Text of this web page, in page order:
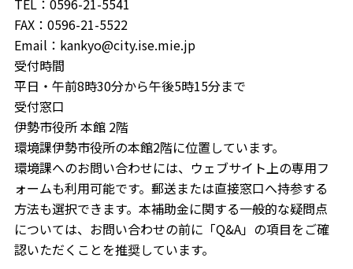
TEL：0596-21-5541
FAX：0596-21-5522
Email：kankyo@city.ise.mie.jp
受付時間
平日・午前8時30分から午後5時15分まで
受付窓口
伊勢市役所 本館 2階
環境課伊勢市役所の本館2階に位置しています。
環境課へのお問い合わせには、ウェブサイト上の専用フ
ォームも利用可能です。郵送または直接窓口へ持参する
方法も選択できます。本補助金に関する一般的な疑問点
については、お問い合わせの前に「Q&A」の項目をご確
認いただくことを推奨しています。